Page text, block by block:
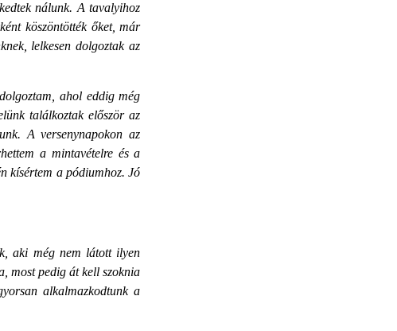
nálunk. A tavalyihoz
köszöntötték őket, már
lelkesen dolgoztak az
ahol eddig még
találkoztak először az
A versenynapokon az
a mintavételre és a
kísértem a pódiumhoz. Jó
aki még nem látott ilyen
most pedig át kell szoknia
alkalmazkodtunk a